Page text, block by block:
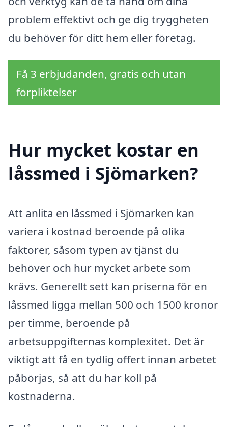
problem effektivt och ge dig tryggheten
du behöver för ditt hem eller företag.
Få 3 erbjudanden, gratis och utan
förpliktelser
Hur mycket kostar en
låssmed i Sjömarken?
Att anlita en låssmed i Sjömarken kan
variera i kostnad beroende på olika
faktorer, såsom typen av tjänst du
behöver och hur mycket arbete som
krävs. Generellt sett kan priserna för en
låssmed ligga mellan 500 och 1500 kronor
per timme, beroende på
arbetsuppgifternas komplexitet. Det är
viktigt att få en tydlig offert innan arbetet
påbörjas, så att du har koll på
kostnaderna.